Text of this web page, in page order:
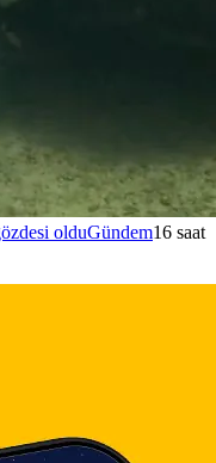
olduGündem16 saat